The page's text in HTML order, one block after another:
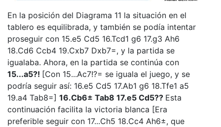
En la posición del Diagrama 11 la situación en el
tablero es equilibrada, y también se podía intentar
proseguir con 15.e5 Cd5 16.Tcd1 g6 17.g3 Ah6
18.Cd6 Ccb4 19.Cxb7 Dxb7=, y la partida se
igualaba. Ahora, en la partida se continúa con
15...a5?! [Con 15...Ac7!?= se iguala el juego, y se
podría seguir así: 16.e5 Cd5 17.Ab1 g6 18.Tfe1 a5
19.a4 Tab8=] 16.Cb6± Tab8 17.e5 Cd5?? Esta
continuación facilita la victoria blanca [Era
preferible seguir con 17...Ch5 18.Cc4 Ah6±, que